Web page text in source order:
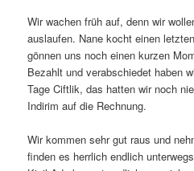
Wir wachen früh auf, denn wir
auslaufen. Nane kocht einen
gönnen uns noch einen kurzen
Bezahlt und verabschiedet haben
Tage Ciftlik, das hatten wir noch
Indirim auf die Rechnung.
Wir kommen sehr gut raus und
finden es herrlich endlich